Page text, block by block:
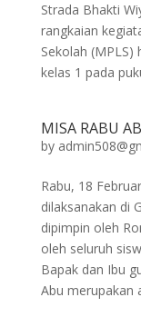
Strada Bhakti
rangkaian
Sekolah (MPLS)
kelas 1 pada
MISA RABU
by
Rabu, 18
dilaksanakan di
dipimpin oleh
oleh seluruh
Bapak dan Ibu
Abu merupakan